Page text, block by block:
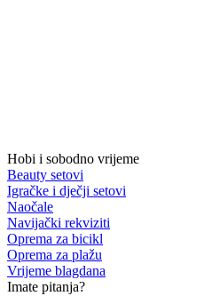
Hobi i sobodno vrijeme
Beauty setovi
Igračke i dječji setovi
Naočale
Navijački rekviziti
Oprema za bicikl
Oprema za plažu
Vrijeme blagdana
Imate pitanja?